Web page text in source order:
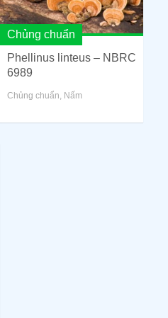
Chủng chuẩn
Phellinus linteus – NBRC
6989
Chủng chuẩn, Nấm